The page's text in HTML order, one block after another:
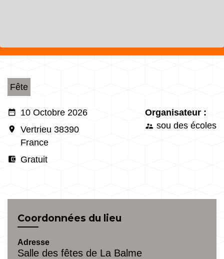
Fête
date_range 10 Octobre 2026
room
Vertrieu 38390
France
account_balance_wallet Gratuit
Organisateur :
supervisor_account sou des écoles
Coordonnées du lieu
Adresse
Salle des fêtes de La Balme